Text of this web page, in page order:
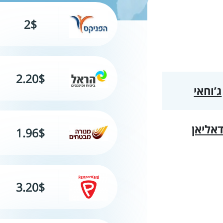
ג’וחאי
2$
2.20$
1.96$
3.20$